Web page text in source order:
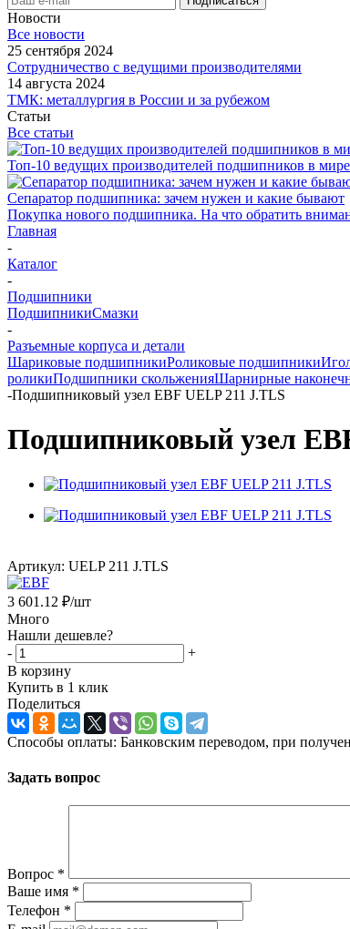
Новости
Все новости
25 сентября 2024
Сотрудничество с ведущими производителями
14 августа 2024
ТМК: металлургия в России и за рубежом
Статьи
Все статьи
Топ-10 ведущих производителей подшипников в
Сепаратор подшипника: зачем нужен и какие бывают
Покупка нового подшипника. На что обратить
Главная
-
Каталог
-
Подшипники
ПодшипникиСмазки
-
Разъемные корпуса и детали
Шариковые подшипникиРоликовые подшипники
роликиПодшипники скольженияШарнирные
-Подшипниковый узел EBF UELP 211 J.TLS
Подшипниковый узел
Артикул: UELP 211 J.TLS
3 601.12 ₽/шт
Много
Нашли дешевле?
-
+
В корзину
Купить в 1 клик
Поделиться
Способы оплаты: Банковским переводом, при
Задать вопрос
Вопрос *
Ваше имя *
Телефон *